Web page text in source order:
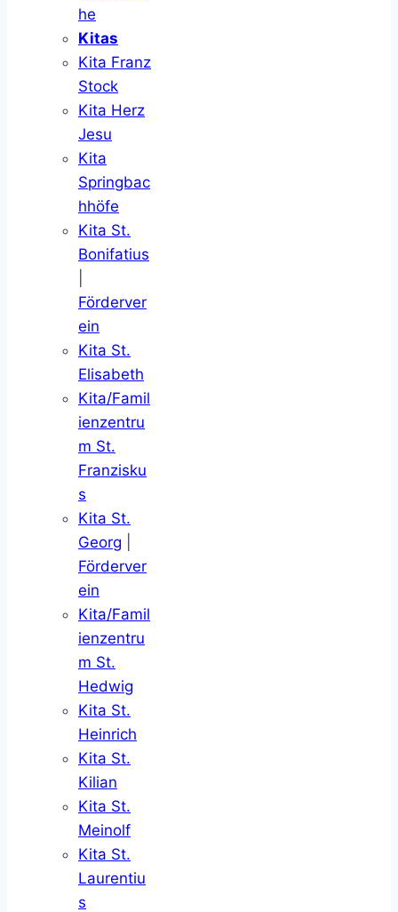
he
Kitas
Kita Franz
Stock
Kita Herz
Jesu
Kita
Springbac
hhöfe
Kita St.
Bonifatius
Förderver
ein
Kita St.
Elisabeth
Kita/Famil
ienzentru
m St.
Franzisku
s
Kita St.
Georg
Förderver
ein
Kita/Famil
ienzentru
m St.
Hedwig
Kita St.
Heinrich
Kita St.
Kilian
Kita St.
Meinolf
Kita St.
Laurentiu
s